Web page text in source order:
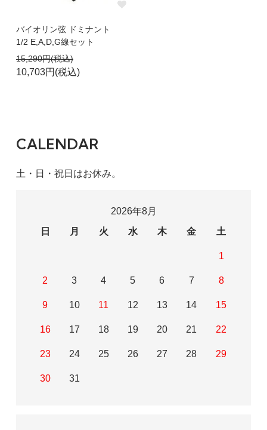
バイオリン弦 ドミナント
1/2 E,A,D,G線セット
15,290円(税込)
10,703円(税込)
CALENDAR
土・日・祝日はお休み。
2026年8月
日
月 火 水 木 金 土
1
2 3 4 5 6 7 8
9 10 11 12 13 14 15
16 17 18 19 20 21 22
23 24 25 26 27 28 29
30 31